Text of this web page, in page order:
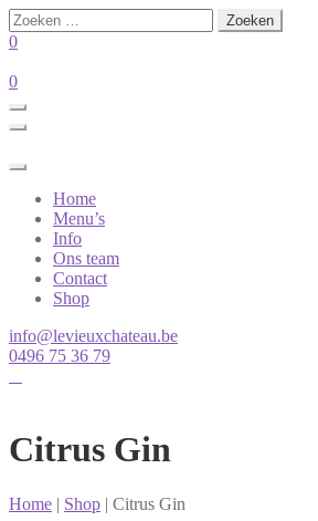
Zoeken
naar:
0
0
Home
Menu’s
Info
Ons team
Contact
Shop
info@levieuxchateau.be
0496 75 36 79
Citrus Gin
Home | Shop | Citrus Gin